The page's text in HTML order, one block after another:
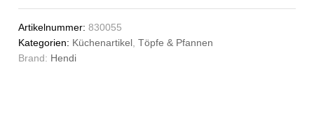
Anzahl
Artikelnummer:830055
Kategorien: Küchenartikel ,Töpfe & Pfannen
Brand: Hendi